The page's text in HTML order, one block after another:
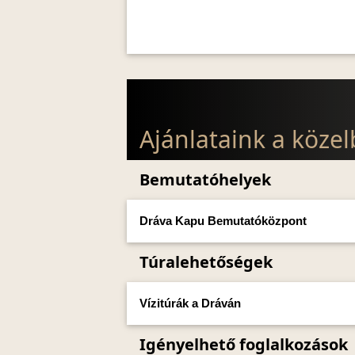
Ajánlataink a
Bemutatóhelyek
Dráva Kapu Bemutatóközpont
Túralehetőségek
Vízitúrák a Dráván
Igényelhető foglalkozások